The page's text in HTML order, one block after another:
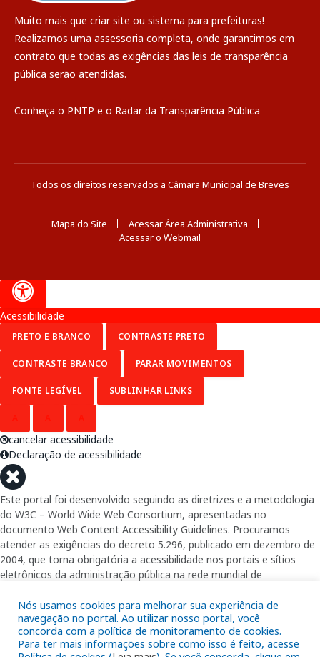
Muito mais que criar site ou sistema para prefeituras!
Realizamos uma assessoria completa, onde garantimos em
contrato que todas as exigências das leis de transparência
pública serão atendidas.
Conheça o PNTP e o Radar da Transparência Pública
Todos os direitos reservados a Câmara Municipal de Breves
Mapa do Site
Acessar Área Administrativa
Acessar o Webmail
Nós usamos cookies para melhorar sua experiência de
navegação no portal. Ao utilizar nosso portal, você
concorda com a política de monitoramento de cookies.
Para ter mais informações sobre como isso é feito, acesse
Acessibilidade
PRETO E BRANCO CONTRASTE PRETO
CONTRASTE BRANCO PARAR MOVIMENTOS
FONTE LEGÍVEL SUBLINHAR LINKS
cancelar acessibilidade
Declaração de acessibilidade
Este portal foi desenvolvido seguindo as diretrizes e a metodologia
do W3C – World Wide Web Consortium, apresentadas no
documento Web Content Accessibility Guidelines. Procuramos
atender as exigências do decreto 5.296, publicado em dezembro de
2004, que torna obrigatória a acessibilidade nos portais e sítios
eletrônicos da administração pública na rede mundial de
garantindo-lhes o pleno acesso aos conteúdos disponíveis.
Além de validações automáticas, foram realizados testes em
diversos navegadores e através do utilitário de acesso a Internet do